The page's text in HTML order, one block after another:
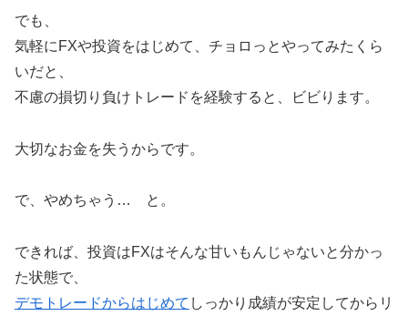
でも、
気軽にFXや投資をはじめて、チョロっとやってみたくら
いだと、
不慮の損切り負けトレードを経験すると、ビビります。
大切なお金を失うからです。
で、やめちゃう… と。
できれば、投資はFXはそんな甘いもんじゃないと分かっ
た状態で、
デモトレードからはじめて しっかり成績が安定してからリ